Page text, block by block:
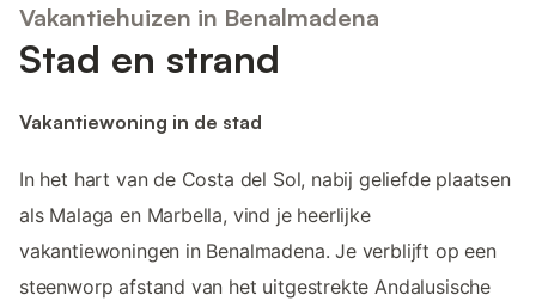
Vakantiehuizen in Benalmadena
Stad en strand
Vakantiewoning in de stad
In het hart van de Costa del Sol, nabij geliefde plaatsen
als Malaga en Marbella, vind je heerlijke
vakantiewoningen in Benalmadena. Je verblijft op een
steenworp afstand van het uitgestrekte Andalusische